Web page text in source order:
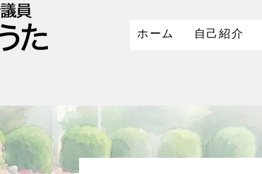
ホーム 自己紹介